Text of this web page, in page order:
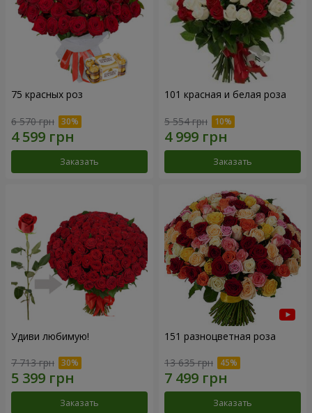
75 красных роз
6 570 грн
Заказать
101 красная и белая роза
5 554 грн
Заказать
Удиви любимую!
7 713 грн
Заказать
151 разноцветная роза
13 635 грн
Заказать